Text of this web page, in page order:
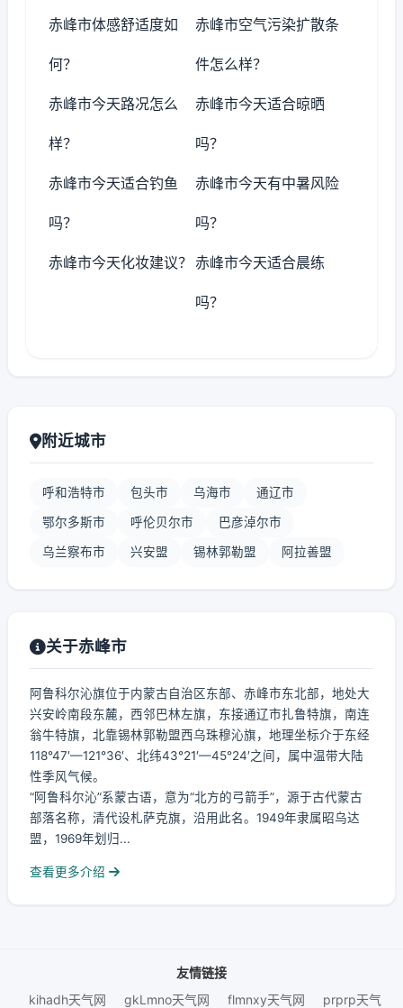
赤峰市体感舒适度如
何？
赤峰市空气污染扩散条
件怎么样？
赤峰市今天路况怎么
样？
赤峰市今天适合晾晒
吗？
赤峰市今天适合钓鱼
吗？
赤峰市今天有中暑风险
吗？
赤峰市今天化妆建议？ 赤峰市今天适合晨练
吗？
附近城市
呼和浩特市 包头市 乌海市 通辽市
鄂尔多斯市 呼伦贝尔市 巴彦淖尔市
乌兰察布市 兴安盟 锡林郭勒盟 阿拉善盟
关于赤峰市
阿鲁科尔沁旗位于内蒙古自治区东部、赤峰市东北部，地处大
兴安岭南段东麓，西邻巴林左旗，东接通辽市扎鲁特旗，南连
翁牛特旗，北靠锡林郭勒盟西乌珠穆沁旗，地理坐标介于东经
118°47′—121°36′、北纬43°21′—45°24′之间，属中温带大陆
性季风气候。
“阿鲁科尔沁”系蒙古语，意为“北方的弓箭手”，源于古代蒙古
部落名称，清代设札萨克旗，沿用此名。1949年隶属昭乌达
盟，1969年划归...
查看更多介绍
友情链接
kihadh天气网
gkLmno天气网 flmnxy天气网 prprp天气